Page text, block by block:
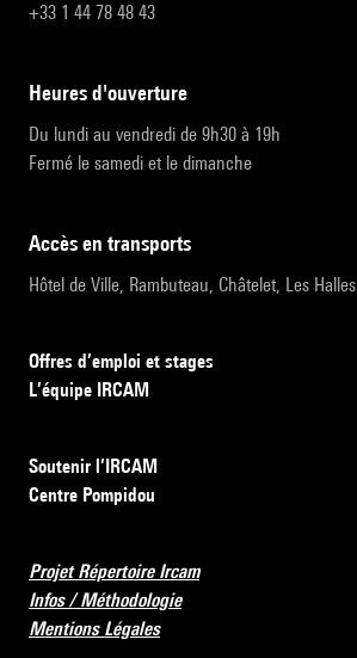
+33 1 44 78 48 43
heures d'ouverture
Du lundi au vendredi de 9h30 à 19h
Fermé le samedi et le dimanche
accès en transports
Hôtel de Ville, Rambuteau, Châtelet, Les Halles
Offres d’emploi et stages
L’équipe IRCAM
Soutenir l’IRCAM
Centre Pompidou
Projet Répertoire Ircam
Infos / Méthodologie
Mentions Légales